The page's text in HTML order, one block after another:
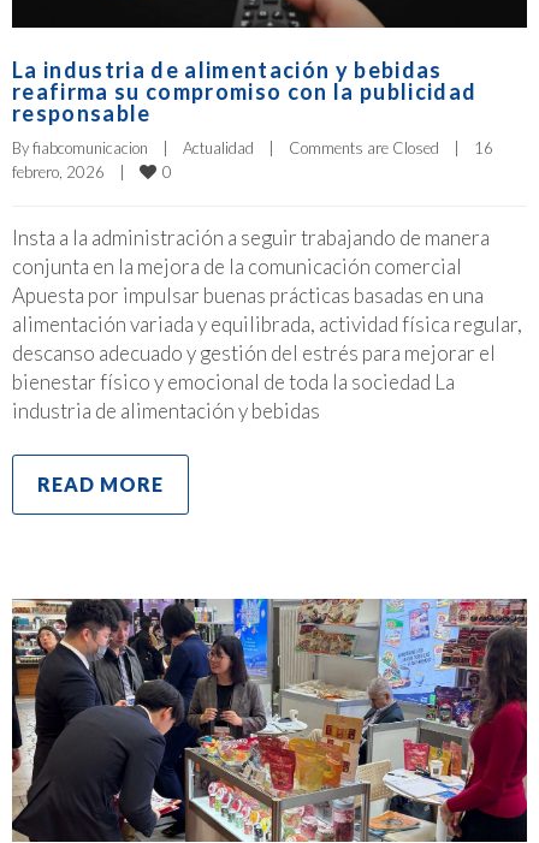
La industria de alimentación y bebidas
reafirma su compromiso con la publicidad
responsable
By fiabcomunicacion Actualidad Comments are Closed
16
febrero, 2026
0
Insta a la administración a seguir trabajando de manera
conjunta en la mejora de la comunicación comercial
Apuesta por impulsar buenas prácticas basadas en una
alimentación variada y equilibrada, actividad física regular,
descanso adecuado y gestión del estrés para mejorar el
bienestar físico y emocional de toda la sociedad La
industria de alimentación y bebidas
READ MORE